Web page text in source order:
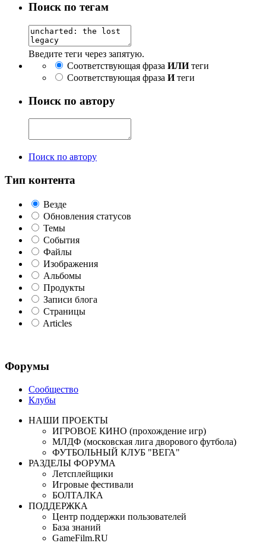
Поиск по тегам
Введите теги через запятую.
Соответствующая фраза ИЛИтеги
Соответствующая фраза Итеги
Поиск по автору
Поиск по автору
Тип контента
Везде
Обновления статусов
Темы
События
Файлы
Изображения
Альбомы
Продукты
Записи блога
Страницы
Articles
Форумы
Сообщество
Клубы
НАШИ ПРОЕКТЫ
ИГРОВОЕ КИНО (прохождение игр)
МЛДФ (московская лига дворового футбола)
ФУТБОЛЬНЫЙ КЛУБ "ВЕГА"
РАЗДЕЛЫ ФОРУМА
Летсплейщики
Игровые фестивали
БОЛТАЛКА
ПОДДЕРЖКА
Центр поддержки пользователей
База знаний
GameFilm.RU